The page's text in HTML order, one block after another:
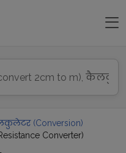
(Conversion)
Converter)